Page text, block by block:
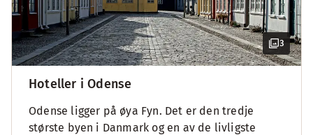
3
Hoteller i Odense
Odense ligger på øya Fyn. Det er den tredje
største byen i Danmark og en av de livligste